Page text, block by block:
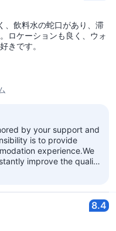
、飲料水の蛇口があり、滞
ロケーションも良く、ウォ
きです。
by your support and
is to provide
experience.We
improve the quality
more
8.4